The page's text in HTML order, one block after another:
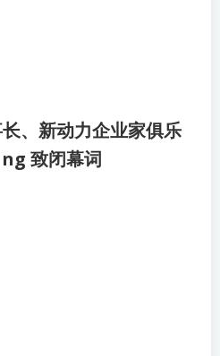
、新动力企业家俱乐
致闭幕词